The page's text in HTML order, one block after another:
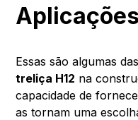
Essas são algumas
treliça H12 na
capacidade de
as tornam uma